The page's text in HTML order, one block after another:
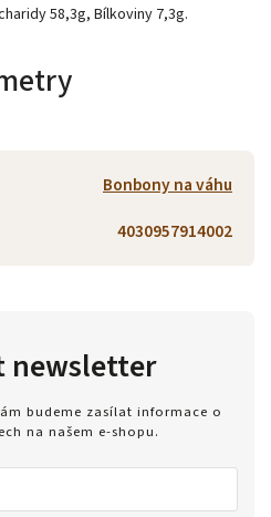
58,3g, Bílkoviny 7,3g.
Bonbony na váhu
4030957914002
newsletter
budeme zasílat informace o
na našem e-shopu.